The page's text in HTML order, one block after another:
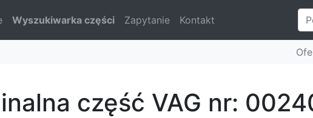
Wyszukiwarka części Zapytanie Kontakt
część VAG nr: